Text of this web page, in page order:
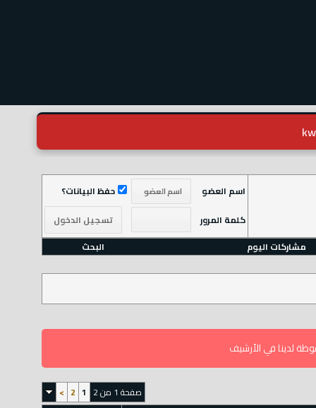
اسم العضو
حفظ البيانات؟
كلمة المرور
مشاركات اليوم البحث
لدينا في الأرشيف
صفحة 1 من 2 1
2
>